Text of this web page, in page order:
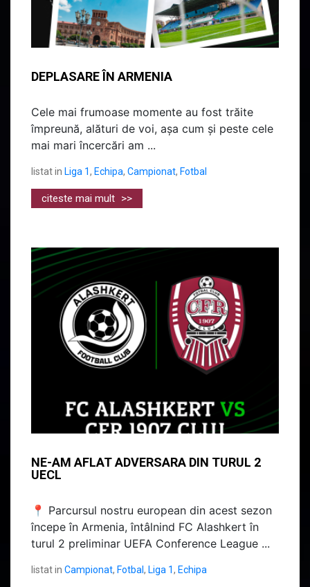
DEPLASARE ÎN ARMENIA
Cele mai frumoase momente au fost trăite
împreună, alături de voi, așa cum și peste cele
mai mari încercări am ...
listat in Liga 1, Echipa, Campionat, Fotbal
citeste mai mult >>
NE-AM AFLAT ADVERSARA DIN TURUL 2
UECL
📍 Parcursul nostru european din acest sezon
începe în Armenia, întâlnind FC Alashkert în
turul 2 preliminar UEFA Conference League ...
listat in Campionat, Fotbal , Liga 1, Echipa